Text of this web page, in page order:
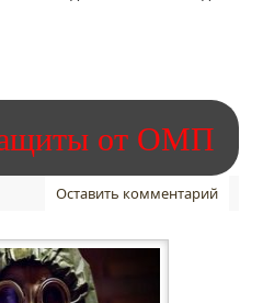
от ОМП
Оставить комментарий